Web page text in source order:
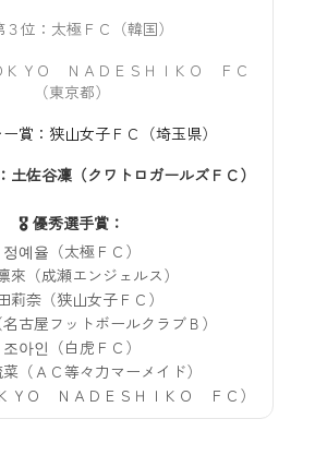
３位：太極ＦＣ（韓国）
ＫＹＯ ＮＡＤＥＳＨＩＫＯ ＦＣ
（東京都）
賞：狭山女子ＦＣ（埼玉県）
土佐谷凜（クワトロガールズＦＣ）
🎖️ 優秀選手賞：
정예율（太極ＦＣ）
來（成瀬エンジェルス）
莉奈（狭山女子ＦＣ）
古屋フットボールクラブＢ）
조아인（白虎ＦＣ）
（ＡＣ等々力マーメイド）
ＹＯ ＮＡＤＥＳＨＩＫＯ ＦＣ）